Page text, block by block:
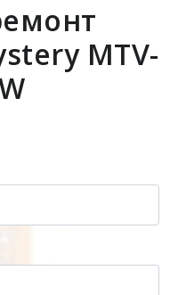
MTV-